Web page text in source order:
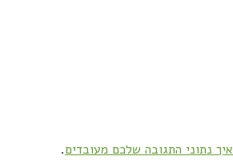
נתוני התגובה שלכם מעובדים.